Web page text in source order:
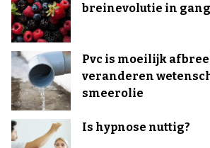
breinevolutie in
Pvc is moeilijk
veranderen
smeerolie
Is hypnose nuttig?